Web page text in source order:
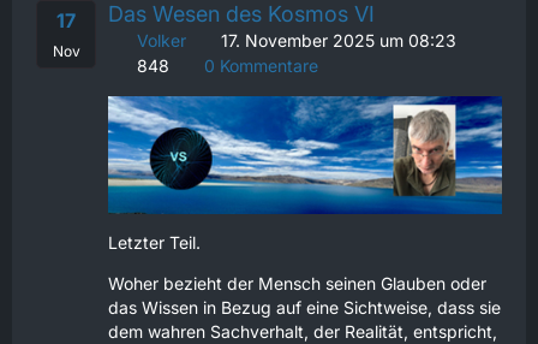
17
Nov
Das Wesen des Kosmos VI
Volker
17. November 2025 um 08:23
848
0 Kommentare
Letzter Teil.
Woher bezieht der Mensch seinen Glauben oder
das Wissen in Bezug auf eine Sichtweise, dass sie
dem wahren Sachverhalt, der Realität, entspricht,